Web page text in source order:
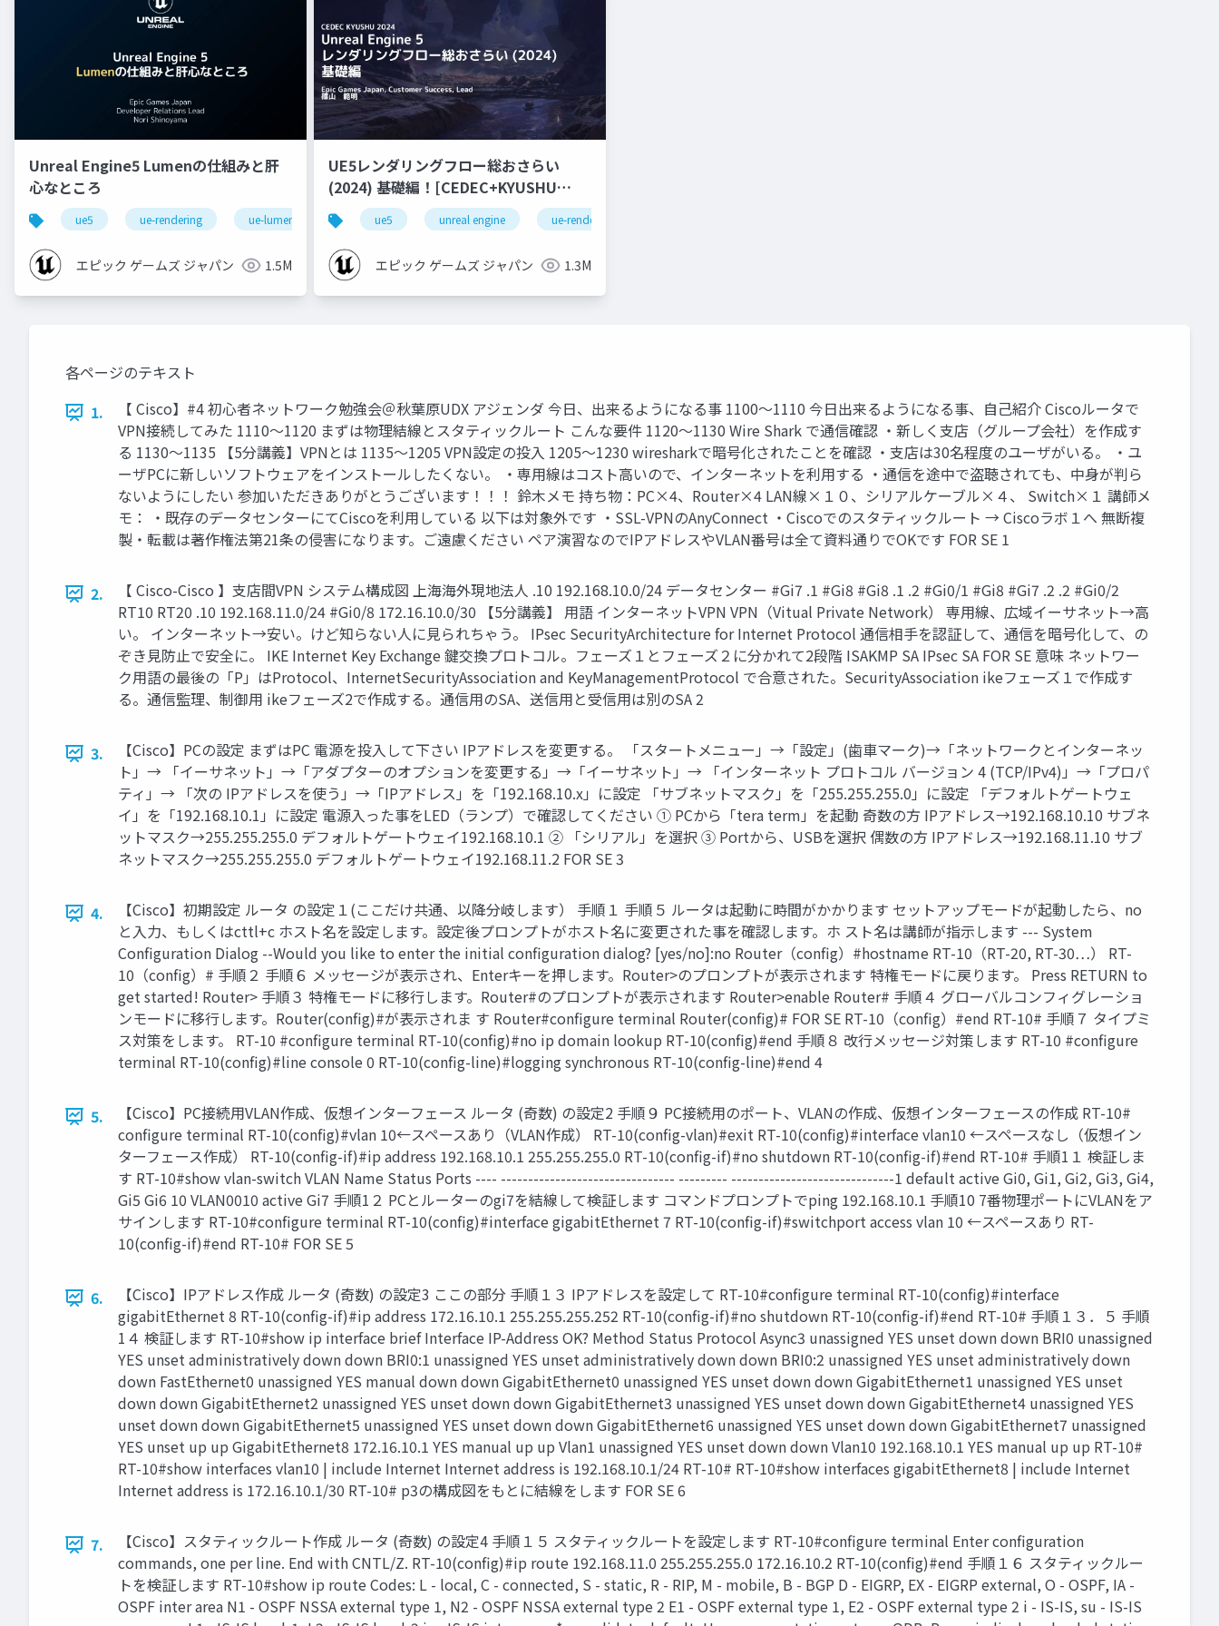
Unreal Engine5 Lumenの仕組みと肝
心なところ
ue5 ue-rendering ue-lumen
エピック ゲームズ ジャパン 1.5M
UE5レンダリングフロー総おさらい
(2024) 基礎編！[CEDEC+KYUSHU
2024] ue5 unreal engine ue-rendering
エピック ゲームズ ジャパン 1.3M
各ページのテキスト
1.
【 Cisco】#4 初心者ネットワーク勉強会＠秋葉原UDX アジェンダ 今日、出来るようになる事 1100～1110 今日出来るようになる事、自己紹介 Ciscoルータで
VPN接続してみた 1110～1120 まずは物理結線とスタティックルート こんな要件 1120～1130 Wire Shark で通信確認 ・新しく支店（グループ会社）を作成す
る 1130～1135 【5分講義】VPNとは 1135～1205 VPN設定の投入 1205～1230 wiresharkで暗号化されたことを確認 ・支店は30名程度のユーザがいる。 ・ユ
ーザPCに新しいソフトウェアをインストールしたくない。 ・専用線はコスト高いので、インターネットを利用する ・通信を途中で盗聴されても、中身が判ら
ないようにしたい 参加いただきありがとうございます！！！ 鈴木メモ 持ち物：PC×4、Router×4 LAN線×１０、シリアルケーブル×４、 Switch×１ 講師メ
モ： ・既存のデータセンターにてCiscoを利用している 以下は対象外です ・SSL-VPNのAnyConnect ・Ciscoでのスタティックルート → Ciscoラボ１へ 無断複
製・転載は著作権法第21条の侵害になります。ご遠慮ください ペア演習なのでIPアドレスやVLAN番号は全て資料通りでOKです FOR SE 1
2.
【 Cisco-Cisco 】支店間VPN システム構成図 上海海外現地法人 .10 192.168.10.0/24 データセンター #Gi7 .1 #Gi8 #Gi8 .1 .2 #Gi0/1 #Gi8 #Gi7 .2 .2 #Gi0/2
RT10 RT20 .10 192.168.11.0/24 #Gi0/8 172.16.10.0/30 【5分講義】 用語 インターネットVPN VPN（Vitual Private Network） 専用線、広域イーサネット→高
い。 インターネット→安い。けど知らない人に見られちゃう。 IPsec SecurityArchitecture for Internet Protocol 通信相手を認証して、通信を暗号化して、の
ぞき見防止で安全に。 IKE Internet Key Exchange 鍵交換プロトコル。フェーズ１とフェーズ２に分かれて2段階 ISAKMP SA IPsec SA FOR SE 意味 ネットワー
ク用語の最後の「P」はProtocol、InternetSecurityAssociation and KeyManagementProtocol で合意された。SecurityAssociation ikeフェーズ１で作成す
る。通信監理、制御用 ikeフェーズ2で作成する。通信用のSA、送信用と受信用は別のSA 2
3.
【Cisco】PCの設定 まずはPC 電源を投入して下さい IPアドレスを変更する。 「スタートメニュー」→「設定」(歯車マーク)→「ネットワークとインターネッ
ト」→ 「イーサネット」→「アダプターのオプションを変更する」→「イーサネット」→ 「インターネット プロトコル バージョン 4 (TCP/IPv4)」→「プロパ
ティ」→ 「次の IPアドレスを使う」→「IPアドレス」を「192.168.10.x」に設定 「サブネットマスク」を「255.255.255.0」に設定 「デフォルトゲートウェ
イ」を「192.168.10.1」に設定 電源入った事をLED（ランプ）で確認してください ① PCから「tera term」を起動 奇数の方 IPアドレス→192.168.10.10 サブネ
ットマスク→255.255.255.0 デフォルトゲートウェイ192.168.10.1 ② 「シリアル」を選択 ③ Portから、USBを選択 偶数の方 IPアドレス→192.168.11.10 サブ
ネットマスク→255.255.255.0 デフォルトゲートウェイ192.168.11.2 FOR SE 3
4.
【Cisco】初期設定 ルータ の設定１(ここだけ共通、以降分岐します） 手順１ 手順５ ルータは起動に時間がかかります セットアップモードが起動したら、no
と入力、もしくはcttl+c ホスト名を設定します。設定後プロンプトがホスト名に変更された事を確認します。ホ スト名は講師が指示します --- System
Configuration Dialog --Would you like to enter the initial configuration dialog? [yes/no]:no Router（config）#hostname RT-10（RT-20, RT-30…） RT-
10（config）# 手順２ 手順６ メッセージが表示され、Enterキーを押します。Router>のプロンプトが表示されます 特権モードに戻ります。 Press RETURN to
get started! Router> 手順３ 特権モードに移行します。Router#のプロンプトが表示されます Router>enable Router# 手順４ グローバルコンフィグレーショ
ンモードに移行します。Router(config)#が表示されま す Router#configure terminal Router(config)# FOR SE RT-10（config）#end RT-10# 手順７ タイプミ
ス対策をします。 RT-10 #configure terminal RT-10(config)#no ip domain lookup RT-10(config)#end 手順８ 改行メッセージ対策します RT-10 #configure
terminal RT-10(config)#line console 0 RT-10(config-line)#logging synchronous RT-10(config-line)#end 4
5.
【Cisco】PC接続用VLAN作成、仮想インターフェース ルータ (奇数) の設定2 手順９ PC接続用のポート、VLANの作成、仮想インターフェースの作成 RT-10#
configure terminal RT-10(config)#vlan 10←スペースあり（VLAN作成） RT-10(config-vlan)#exit RT-10(config)#interface vlan10 ←スペースなし（仮想イン
ターフェース作成） RT-10(config-if)#ip address 192.168.10.1 255.255.255.0 RT-10(config-if)#no shutdown RT-10(config-if)#end RT-10# 手順1１ 検証しま
す RT-10#show vlan-switch VLAN Name Status Ports ---- -------------------------------- --------- ------------------------------1 default active Gi0, Gi1, Gi2, Gi3, Gi4,
Gi5 Gi6 10 VLAN0010 active Gi7 手順1２ PCとルーターのgi7を結線して検証します コマンドプロンプトでping 192.168.10.1 手順10 7番物理ポートにVLANをア
サインします RT-10#configure terminal RT-10(config)#interface gigabitEthernet 7 RT-10(config-if)#switchport access vlan 10 ←スペースあり RT-
10(config-if)#end RT-10# FOR SE 5
6.
【Cisco】IPアドレス作成 ルータ (奇数) の設定3 ここの部分 手順１３ IPアドレスを設定して RT-10#configure terminal RT-10(config)#interface
gigabitEthernet 8 RT-10(config-if)#ip address 172.16.10.1 255.255.255.252 RT-10(config-if)#no shutdown RT-10(config-if)#end RT-10# 手順１３．５ 手順
1４ 検証します RT-10#show ip interface brief Interface IP-Address OK? Method Status Protocol Async3 unassigned YES unset down down BRI0 unassigned
YES unset administratively down down BRI0:1 unassigned YES unset administratively down down BRI0:2 unassigned YES unset administratively down
down FastEthernet0 unassigned YES manual down down GigabitEthernet0 unassigned YES unset down down GigabitEthernet1 unassigned YES unset
down down GigabitEthernet2 unassigned YES unset down down GigabitEthernet3 unassigned YES unset down down GigabitEthernet4 unassigned YES
unset down down GigabitEthernet5 unassigned YES unset down down GigabitEthernet6 unassigned YES unset down down GigabitEthernet7 unassigned
YES unset up up GigabitEthernet8 172.16.10.1 YES manual up up Vlan1 unassigned YES unset down down Vlan10 192.168.10.1 YES manual up up RT-10#
RT-10#show interfaces vlan10 | include Internet Internet address is 192.168.10.1/24 RT-10# RT-10#show interfaces gigabitEthernet8 | include Internet
Internet address is 172.16.10.1/30 RT-10# p3の構成図をもとに結線をします FOR SE 6
7.
【Cisco】スタティックルート作成 ルータ (奇数) の設定4 手順１５ スタティックルートを設定します RT-10#configure terminal Enter configuration
commands, one per line. End with CNTL/Z. RT-10(config)#ip route 192.168.11.0 255.255.255.0 172.16.10.2 RT-10(config)#end 手順１６ スタティックルー
トを検証します RT-10#show ip route Codes: L - local, C - connected, S - static, R - RIP, M - mobile, B - BGP D - EIGRP, EX - EIGRP external, O - OSPF, IA -
OSPF inter area N1 - OSPF NSSA external type 1, N2 - OSPF NSSA external type 2 E1 - OSPF external type 1, E2 - OSPF external type 2 i - IS-IS, su - IS-IS